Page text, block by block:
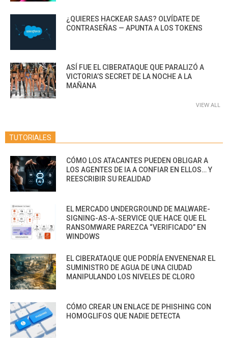
¿QUIERES HACKEAR SAAS? OLVÍDATE DE
CONTRASEÑAS — APUNTA A LOS TOKENS
ASÍ FUE EL CIBERATAQUE QUE PARALIZÓ A
VICTORIA’S SECRET DE LA NOCHE A LA
MAÑANA
VIEW ALL
TUTORIALES
CÓMO LOS ATACANTES PUEDEN OBLIGAR A
LOS AGENTES DE IA A CONFIAR EN ELLOS… Y
REESCRIBIR SU REALIDAD
EL MERCADO UNDERGROUND DE MALWARE-
SIGNING-AS-A-SERVICE QUE HACE QUE EL
RANSOMWARE PAREZCA “VERIFICADO” EN
WINDOWS
EL CIBERATAQUE QUE PODRÍA ENVENENAR EL
SUMINISTRO DE AGUA DE UNA CIUDAD
MANIPULANDO LOS NIVELES DE CLORO
CÓMO CREAR UN ENLACE DE PHISHING CON
HOMOGLIFOS QUE NADIE DETECTA